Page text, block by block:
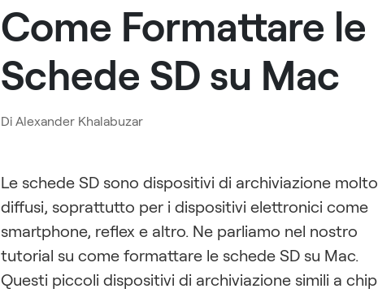
Come Formattare le
Schede SD su Mac
Di Alexander Khalabuzar
Le schede SD sono dispositivi di archiviazione molto
diffusi, soprattutto per i dispositivi elettronici come
smartphone, reflex e altro. Ne parliamo nel nostro
tutorial su come formattare le schede SD su Mac.
Questi piccoli dispositivi di archiviazione simili a chip